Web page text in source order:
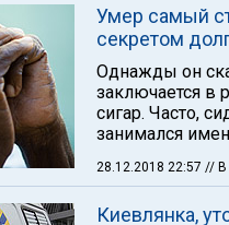
Умер самый
секретом
Однажды он
заключается в
сигар. Часто,
занимался
28.12.2018 22:57 // В
Киевлянка,